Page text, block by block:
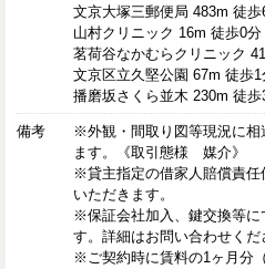
文京大塚三郵便局 483m 徒歩
山村クリニック 16m 徒歩0分
茗荷谷なかむらクリニック
文京区立久堅公園 67m 徒歩1
播磨坂さくら並木 230m 徒歩
備考
※外観・間取り図等現況に相
ます。《取引態様 媒介》
※貸主指定の借家人賠償責任
いただきます。
※保証会社加入、鍵交換等に
す。詳細はお問い合わせくだ
※ご契約時に賃料の1ヶ月分